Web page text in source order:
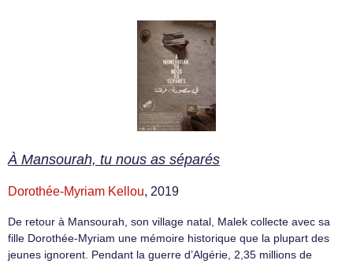
À Mansourah, tu nous as séparés
Dorothée-Myriam Kellou, 2019
De retour à Mansourah, son village natal, Malek collecte avec sa
fille Dorothée-Myriam une mémoire historique que la plupart des
jeunes ignorent. Pendant la guerre d’Algérie, 2,35 millions de